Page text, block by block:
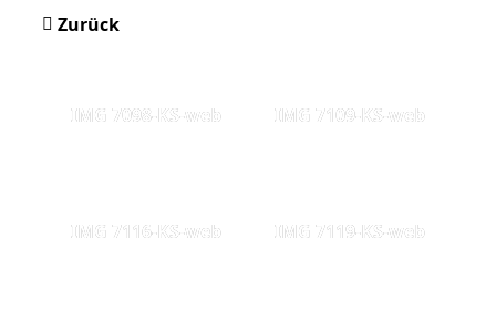
Zurück
IMG 7098-KS-web IMG 7109-KS-web
IMG 7116-KS-web IMG 7119-KS-web